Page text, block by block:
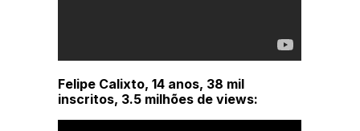
Felipe Calixto, 14 anos, 38 mil
inscritos, 3.5 milhões de views: